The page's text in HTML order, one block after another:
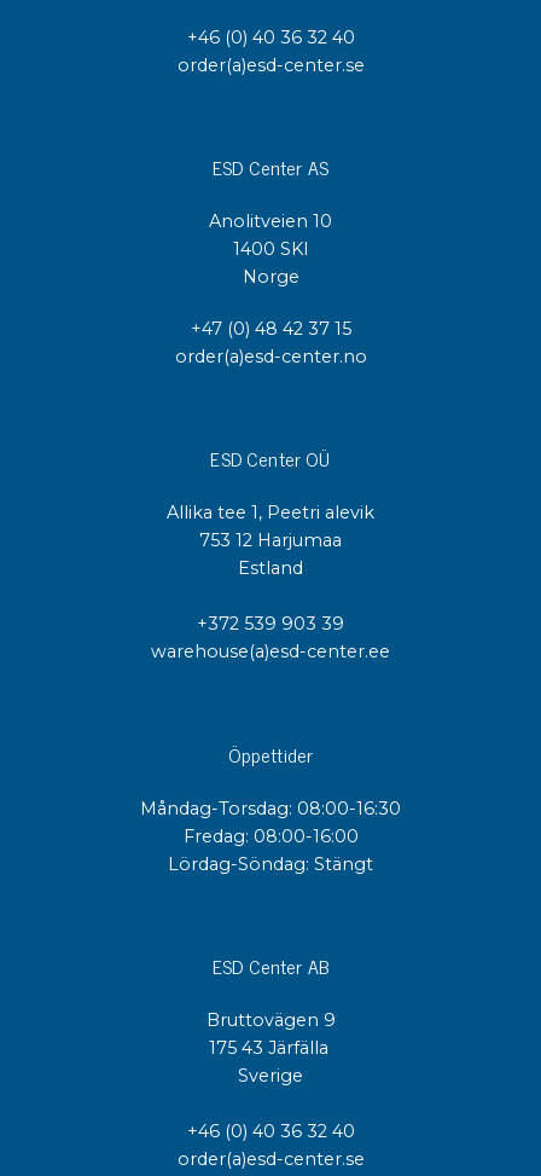
+46 (0) 40 36 32 40
order(a)esd-center.se
ESD Center AS
Anolitveien 10
1400 SKI
Norge
+47 (0) 48 42 37 15
order(a)esd-center.no
ESD Center OÜ
Allika tee 1, Peetri alevik
753 12 Harjumaa
Estland
+372 539 903 39
warehouse(a)esd-center.ee
Öppettider
Måndag-Torsdag: 08:00-16:30
Fredag: 08:00-16:00
Lördag-Söndag: Stängt
ESD Center AB
Bruttovägen 9
175 43 Järfälla
Sverige
+46 (0) 40 36 32 40
order(a)esd-center.se